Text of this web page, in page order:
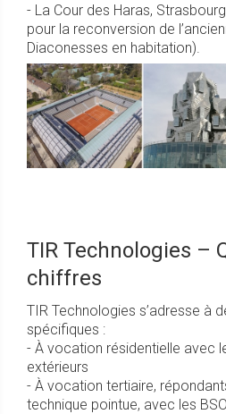
- La Cour des Haras,
pour la reconversion de
Diaconesses en habitation).
TIR Technologies –
chiffres
TIR Technologies s’adresse à
spécifiques :
- À vocation résidentielle avec
extérieurs
- À vocation tertiaire,
technique pointue, avec les